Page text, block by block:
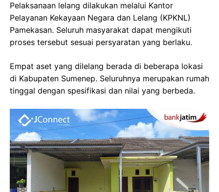
Pelaksanaan lelang dilakukan melalui Kantor
Pelayanan Kekayaan Negara dan Lelang (KPKNL)
Pamekasan. Seluruh masyarakat dapat mengikuti
proses tersebut sesuai persyaratan yang berlaku.
Empat aset yang dilelang berada di beberapa lokasi
di Kabupaten Sumenep. Seluruhnya merupakan rumah
tinggal dengan spesifikasi dan nilai yang berbeda.